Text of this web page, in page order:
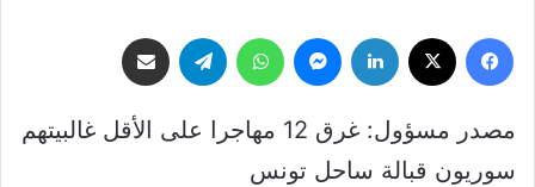
فيسبوك لينكدإن ماسنجر واتساب تيلقرام
مصدر مسؤول: غرق 12 مهاجرا على الأقل غالبيتهم
سوريون قبالة ساحل تونس